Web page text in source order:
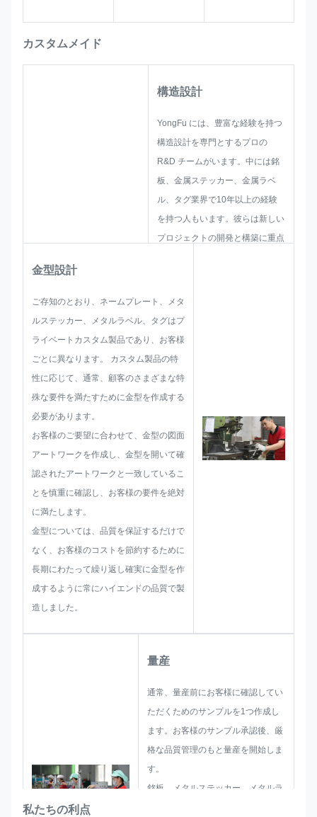
カスタムメイド
構造設計
YongFu には、豊富な経験を持つ
構造設計を専門とするプロの
R&D チームがいます。中には銘
板、金属ステッカー、金属ラベ
ル、タグ業界で10年以上の経験
を持つ人もいます。彼らは新しい
プロジェクトの開発と構築に重点
処理、品質管理など、起こり得る
あらゆる問題点を事前に考慮して
金型設計
ご存知のとおり、ネームプレート、メタ
ルステッカー、メタルラベル、タグはプ
ライベートカスタム製品であり、お客様
ごとに異なります。 カスタム製品の特
性に応じて、通常、顧客のさまざまな特
殊な要件を満たすために金型を作成する
必要があります。
お客様のご要望に合わせて、金型の図面
アートワークを作成し、金型を開いて確
認されたアートワークと一致しているこ
とを慎重に確認し、お客様の要件を絶対
に満たします。
金型については、品質を保証するだけで
なく、お客様のコストを節約するために
長期にわたって繰り返し確実に金型を作
成するように常にハイエンドの品質で製
造しました。
量産
通常、量産前にお客様に確認してい
ただくためのサンプルを1つ作成し
ます。お客様のサンプル承認後、厳
格な品質管理のもと量産を開始しま
す。
銘板、メタルステッカー、メタルラ
私たちの利点